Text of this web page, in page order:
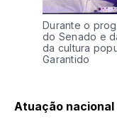
Durante o
do Senado e
da cultura
Garantido
Atuação nacional